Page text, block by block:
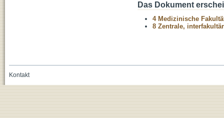
Das Dokument
4 Medizinische
8 Zentrale,
Kontakt